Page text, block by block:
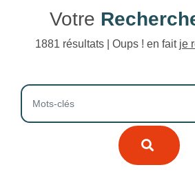
Votre
1881 résultats | Oups ! en fait je